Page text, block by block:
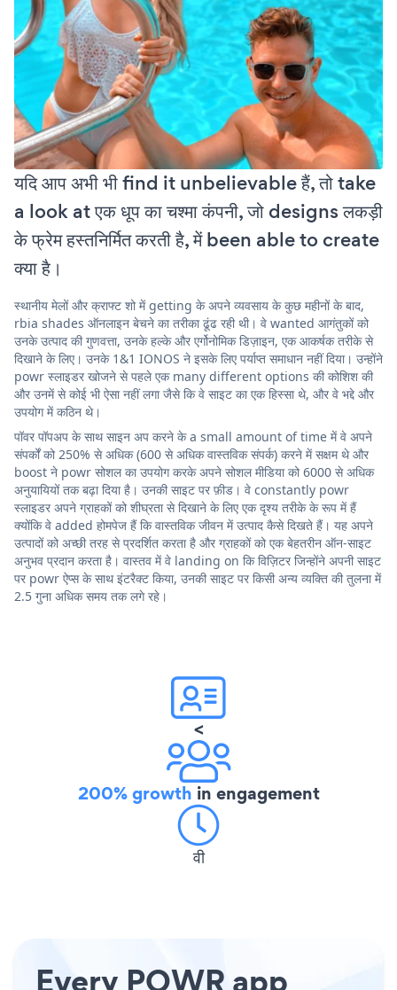
यदि आप अभी भी find it unbelievable हैं, तो take
a look at एक धूप का चश्मा कंपनी, जो designs लकड़ी
के फ्रेम हस्तनिर्मित करती है, में been able to create
क्या है।
स्थानीय मेलों और क्राफ्ट शो में getting के अपने व्यवसाय के कुछ महीनों के बाद,
rbia shades ऑनलाइन बेचने का तरीका ढूंढ रही थी। वे wanted आगंतुकों को
उनके उत्पाद की गुणवत्ता, उनके हल्के और एर्गोनोमिक डिज़ाइन, एक आकर्षक तरीके से
दिखाने के लिए। उनके 1&1 IONOS ने इसके लिए पर्याप्त समाधान नहीं दिया। उन्होंने
powr स्लाइडर खोजने से पहले एक many different options की कोशिश की
और उनमें से कोई भी ऐसा नहीं लगा जैसे कि वे साइट का एक हिस्सा थे, और वे भद्दे और
उपयोग में कठिन थे।
पॉवर पॉपअप के साथ साइन अप करने के a small amount of time में वे अपने
संपर्कों को 250% से अधिक (600 से अधिक वास्तविक संपर्क) करने में सक्षम थे और
boost ने powr सोशल का उपयोग करके अपने सोशल मीडिया को 6000 से अधिक
अनुयायियों तक बढ़ा दिया है। उनकी साइट पर फ़ीड। वे constantly powr
स्लाइडर अपने ग्राहकों को शीघ्रता से दिखाने के लिए एक दृश्य तरीके के रूप में हैं
क्योंकि वे added होमपेज हैं कि वास्तविक जीवन में उत्पाद कैसे दिखते हैं। यह अपने
उत्पादों को अच्छी तरह से प्रदर्शित करता है और ग्राहकों को एक बेहतरीन ऑन-साइट
अनुभव प्रदान करता है। वास्तव में वे landing on कि विज़िटर जिन्होंने अपनी साइट
पर powr ऐप्स के साथ इंटरैक्ट किया, उनकी साइट पर किसी अन्य व्यक्ति की तुलना में
2.5 गुना अधिक समय तक लगे रहे।
<
200% growth in engagement
वी
Every POWR app